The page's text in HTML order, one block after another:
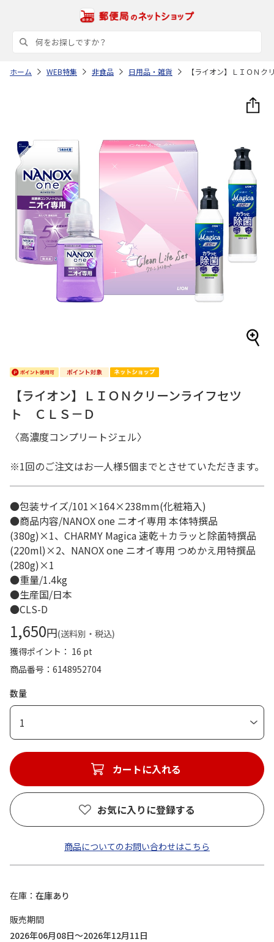
ホーム WEB特集 非食品 日用品・雑貨 【ライオン】ＬＩＯＮ
【ライオン】ＬＩＯＮクリーンライフセツ
ト ＣＬＳ－Ｄ
〈高濃度コンプリートジェル〉
※1回のご注文はお一人様5個までとさせていただきます。
●包装サイズ/101×164×238mm(化粧箱入)
●商品内容/NANOX one ニオイ専用 本体特撰品
(380g)×1、CHARMY Magica 速乾＋カラッと除菌特撰品
(220ml)×2、NANOX one ニオイ専用 つめかえ用特撰品
(280g)×1
●重量/1.4kg
●生産国/日本
●CLS-D
1,650円(送料別・税込)
獲得ポイント： 16 pt
商品番号
6148952704
数量
1
カートに入れる
お気に入りに登録する
商品についてのお問い合わせはこちら
在庫
在庫あり
販売期間
2026年06月08日～2026年12月11日